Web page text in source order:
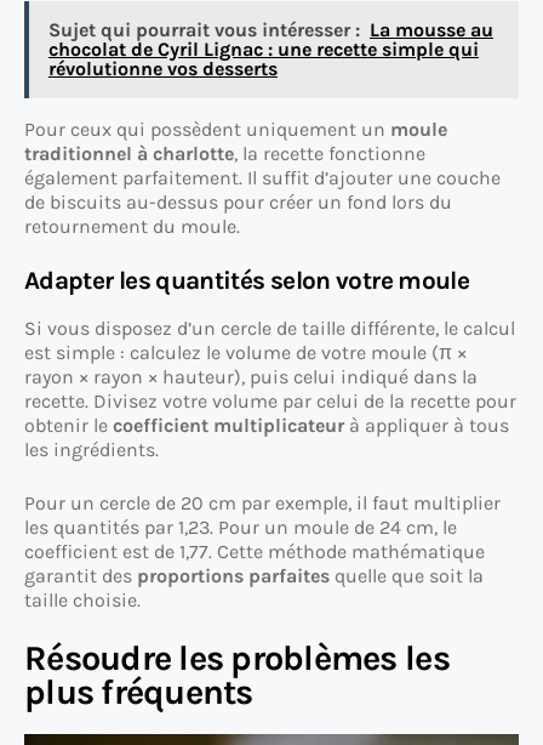
Sujet qui pourrait vous intéresser : La mousse au
chocolat de Cyril Lignac : une recette simple qui
révolutionne vos desserts
Pour ceux qui possèdent uniquement un moule
traditionnel à charlotte, la recette fonctionne
également parfaitement. Il suffit d’ajouter une couche
de biscuits au-dessus pour créer un fond lors du
retournement du moule.
Adapter les quantités selon votre moule
Si vous disposez d’un cercle de taille différente, le calcul
est simple : calculez le volume de votre moule (π ×
rayon × rayon × hauteur), puis celui indiqué dans la
recette. Divisez votre volume par celui de la recette pour
obtenir le coefficient multiplicateur à appliquer à tous
les ingrédients.
Pour un cercle de 20 cm par exemple, il faut multiplier
les quantités par 1,23. Pour un moule de 24 cm, le
coefficient est de 1,77. Cette méthode mathématique
garantit des proportions parfaites quelle que soit la
taille choisie.
Résoudre les problèmes les
plus fréquents